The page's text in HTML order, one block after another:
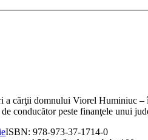
a cărţii domnului Viorel Huminiuc
conducător peste finanţele unui
ISBN:978-973-37-1714-0